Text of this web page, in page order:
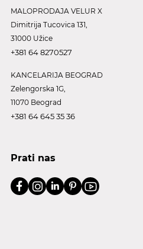
MALOPRODAJA VELUR X
Dimitrija Tucovica 131,
31000 Užice
+381 64 8270527
KANCELARIJA BEOGRAD
Zelengorska 1G,
11070 Beograd
+381 64 645 35 36
Prati nas